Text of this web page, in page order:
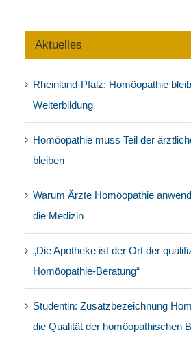
Aktuelles
Rheinland-Pfalz: Homöopathie
Weiterbildung
Homöopathie muss Teil der
bleiben
Warum Ärzte Homöopathie
die Medizin
„Die Apotheke ist der Ort der
Homöopathie-Beratung“
Studentin: Zusatzbezeichnung
die Qualität der homöopathischen